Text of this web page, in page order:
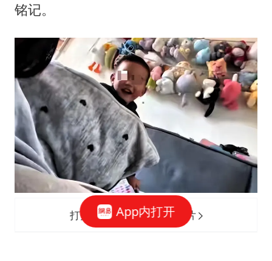
铭记。
打开网易新闻 查看精彩图片
App内打开